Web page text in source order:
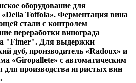
оборудование для
«Della Toffola». Ферментация вина
стали с контролем
переработки винограда
"Fimer". Для выдержки
дуб, производитель «Radoux» и
«Giropallete» с автоматическим
для производства игристых вин